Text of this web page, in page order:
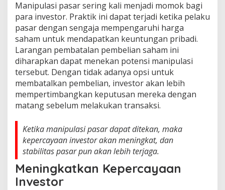
Manipulasi pasar sering kali menjadi momok bagi
para investor. Praktik ini dapat terjadi ketika pelaku
pasar dengan sengaja mempengaruhi harga
saham untuk mendapatkan keuntungan pribadi.
Larangan pembatalan pembelian saham ini
diharapkan dapat menekan potensi manipulasi
tersebut. Dengan tidak adanya opsi untuk
membatalkan pembelian, investor akan lebih
mempertimbangkan keputusan mereka dengan
matang sebelum melakukan transaksi.
Ketika manipulasi pasar dapat ditekan, maka
kepercayaan investor akan meningkat, dan
stabilitas pasar pun akan lebih terjaga.
Meningkatkan Kepercayaan
Investor